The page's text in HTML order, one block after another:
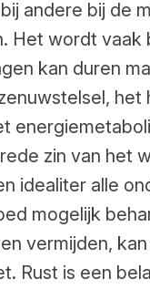
andere bij de
Het wordt vaak
kan duren
zin van het
idealiter alle
mogelijk
vermijden,
Rust is een